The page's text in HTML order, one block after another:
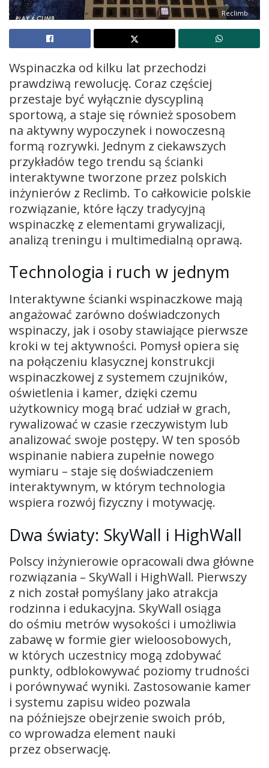
Reclimb
Wspinaczka od kilku lat przechodzi
prawdziwą rewolucję. Coraz częściej
przestaje być wyłącznie dyscypliną
sportową, a staje się również sposobem
na aktywny wypoczynek i nowoczesną
formą rozrywki. Jednym z ciekawszych
przykładów tego trendu są ścianki
interaktywne tworzone przez polskich
inżynierów z Reclimb. To całkowicie polskie
rozwiązanie, które łączy tradycyjną
wspinaczkę z elementami grywalizacji,
analizą treningu i multimedialną oprawą.
Technologia i ruch w jednym
Interaktywne ścianki wspinaczkowe mają
angażować zarówno doświadczonych
wspinaczy, jak i osoby stawiające pierwsze
kroki w tej aktywności. Pomysł opiera się
na połączeniu klasycznej konstrukcji
wspinaczkowej z systemem czujników,
oświetlenia i kamer, dzięki czemu
użytkownicy mogą brać udział w grach,
rywalizować w czasie rzeczywistym lub
analizować swoje postępy. W ten sposób
wspinanie nabiera zupełnie nowego
wymiaru – staje się doświadczeniem
interaktywnym, w którym technologia
wspiera rozwój fizyczny i motywację.
Dwa światy: SkyWall i HighWall
Polscy inżynierowie opracowali dwa główne
rozwiązania – SkyWall i HighWall. Pierwszy
z nich został pomyślany jako atrakcja
rodzinna i edukacyjna. SkyWall osiąga
do ośmiu metrów wysokości i umożliwia
zabawę w formie gier wieloosobowych,
w których uczestnicy mogą zdobywać
punkty, odblokowywać poziomy trudności
i porównywać wyniki. Zastosowanie kamer
i systemu zapisu wideo pozwala
na późniejsze obejrzenie swoich prób,
co wprowadza element nauki
przez obserwację.